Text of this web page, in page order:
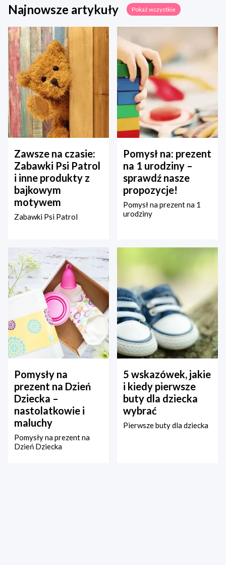
Najnowsze artykuły Pokaż wszystkie
Zawsze na czasie:
Zabawki Psi Patrol
i inne produkty z
bajkowym
motywem
Zabawki Psi Patrol
Pomysł na: prezent
na 1 urodziny –
sprawdź nasze
propozycje!
Pomysł na prezent na 1
urodziny
Pomysły na
prezent na Dzień
Dziecka –
nastolatkowie i
maluchy
Pomysły na prezent na
Dzień Dziecka
5 wskazówek, jakie
i kiedy pierwsze
buty dla dziecka
wybrać
Pierwsze buty dla dziecka